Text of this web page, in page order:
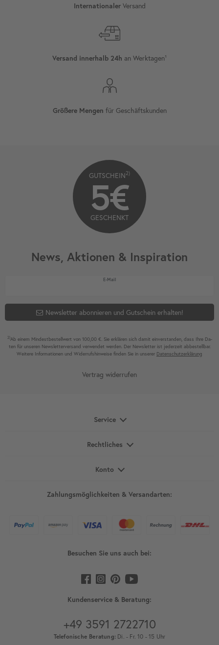
InternationalerVersand
Versand innerhalb 24h an Werktagen¹
Größere Mengen für Geschäftskunden
News, Aktionen & Inspiration
E-MailNewsletter Honig
Newsletter abonnieren und Gutschein erhalten!
2)Ab einem Mindest­bestell­wert von 100,00 €. Sie erklären sich damit ein­ver­standen, dass Ihre Da­
ten für unseren News­letter­versand ver­wen­det werden. Der News­letter ist jeder­zeit ab­bestel­lbar.
Weitere Infor­mationen und Wider­rufshin­weise finden Sie in unserer Daten­schutz­erklärung
GUTSCHEIN2)
5€
GESCHENKT
Vertrag widerrufen
Service
Rechtliches
Konto
Zahlungsmöglichkeiten & Versandarten:
Besuchen Sie uns auch bei:
Kundenservice & Beratung:
+49 3591 2722710
Telefonische Beratung: Di. - Fr. 10 - 15 Uhr